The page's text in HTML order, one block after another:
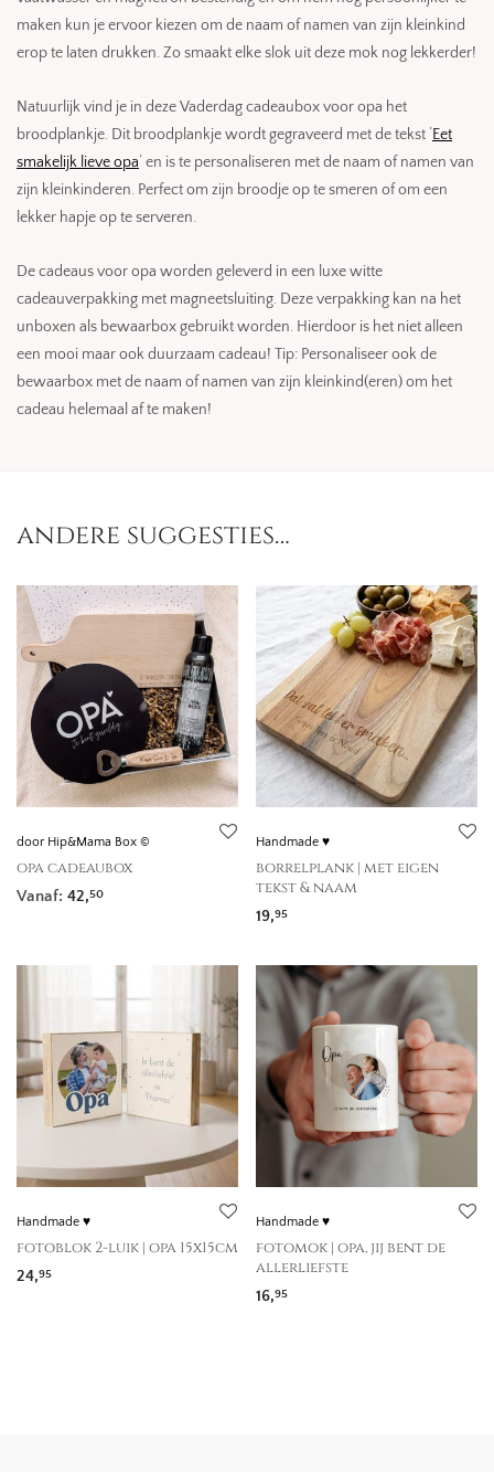
maken kun je ervoor kiezen om de naam of namen van zijn kleinkind
erop te laten drukken. Zo smaakt elke slok uit deze mok nog lekkerder!
Natuurlijk vind je in deze Vaderdag cadeaubox voor opa het
broodplankje. Dit broodplankje wordt gegraveerd met de tekst ‘Eet
smakelijk lieve opa‘ en is te personaliseren met de naam of namen van
zijn kleinkinderen. Perfect om zijn broodje op te smeren of om een
lekker hapje op te serveren.
De cadeaus voor opa worden geleverd in een luxe witte
cadeauverpakking met magneetsluiting. Deze verpakking kan na het
unboxen als bewaarbox gebruikt worden. Hierdoor is het niet alleen
een mooi maar ook duurzaam cadeau! Tip: Personaliseer ook de
bewaarbox met de naam of namen van zijn kleinkind(eren) om het
cadeau helemaal af te maken!
andere suggesties…
door Hip&Mama Box ©
opa cadeaubox
Vanaf: 42,50
Handmade ♥
borrelplank | met eigen
tekst & naam
19,95
Handmade ♥
fotoblok 2-luik | opa 15x15cm
24,95
Handmade ♥
fotomok | opa, jij bent de
allerliefste
16,95